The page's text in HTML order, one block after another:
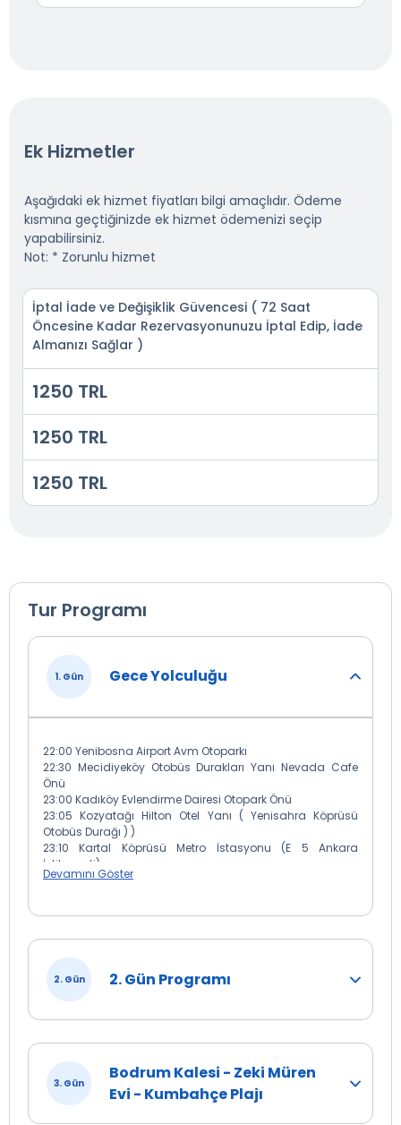
Ek Hizmetler
Aşağıdaki ek hizmet fiyatları bilgi amaçlıdır. Ödeme
kısmına geçtiğinizde ek hizmet ödemenizi seçip
yapabilirsiniz.
Not: * Zorunlu hizmet
İptal İade ve Değişiklik Güvencesi ( 72 Saat
Öncesine Kadar Rezervasyonunuzu İptal Edip, İade
Almanızı Sağlar )
1250 TRL
1250 TRL
1250 TRL
Tur Programı
1. Gün Gece Yolculuğu
22:00 Yenibosna Airport Avm Otoparkı
22:30 Mecidiyeköy Otobüs Durakları Yanı Nevada Cafe
Önü
23:00 Kadıköy Evlendirme Dairesi Otopark Önü
23:05 Kozyatağı Hilton Otel Yanı ( Yenisahra Köprüsü
Otobüs Durağı ) )
23:10 Kartal Köprüsü Metro İstasyonu (E 5 Ankara
İstikameti)
23:15 Pendik Köprüsü ( Ankara İstikameti )
23:45 Gebze Center Önü ( Lukoil Petrol İstasyonu Girişi )
Yukarıdaki hareket noktalarından katılacak
misafirlerimizle Tatilbudur.com otobüsleri eşliğinde
gece yolculuğumuza başlıyoruz.
Devamını Göster
2. Gün 2. Gün Programı
3. Gün
Bodrum Kalesi - Zeki Müren
Evi - Kumbahçe Plajı